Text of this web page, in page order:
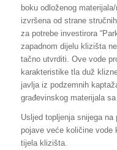
boku odloženog
izvršena od strane
za potrebe investirora
zapadnom dijelu klizišta
tačno utvrditi. Ove vode
karakteristike tla duž
javlja iz podzemnih
građevinskog materijala sa
Usljed topljenja snijega
pojave veće količine vode
tijela klizišta.